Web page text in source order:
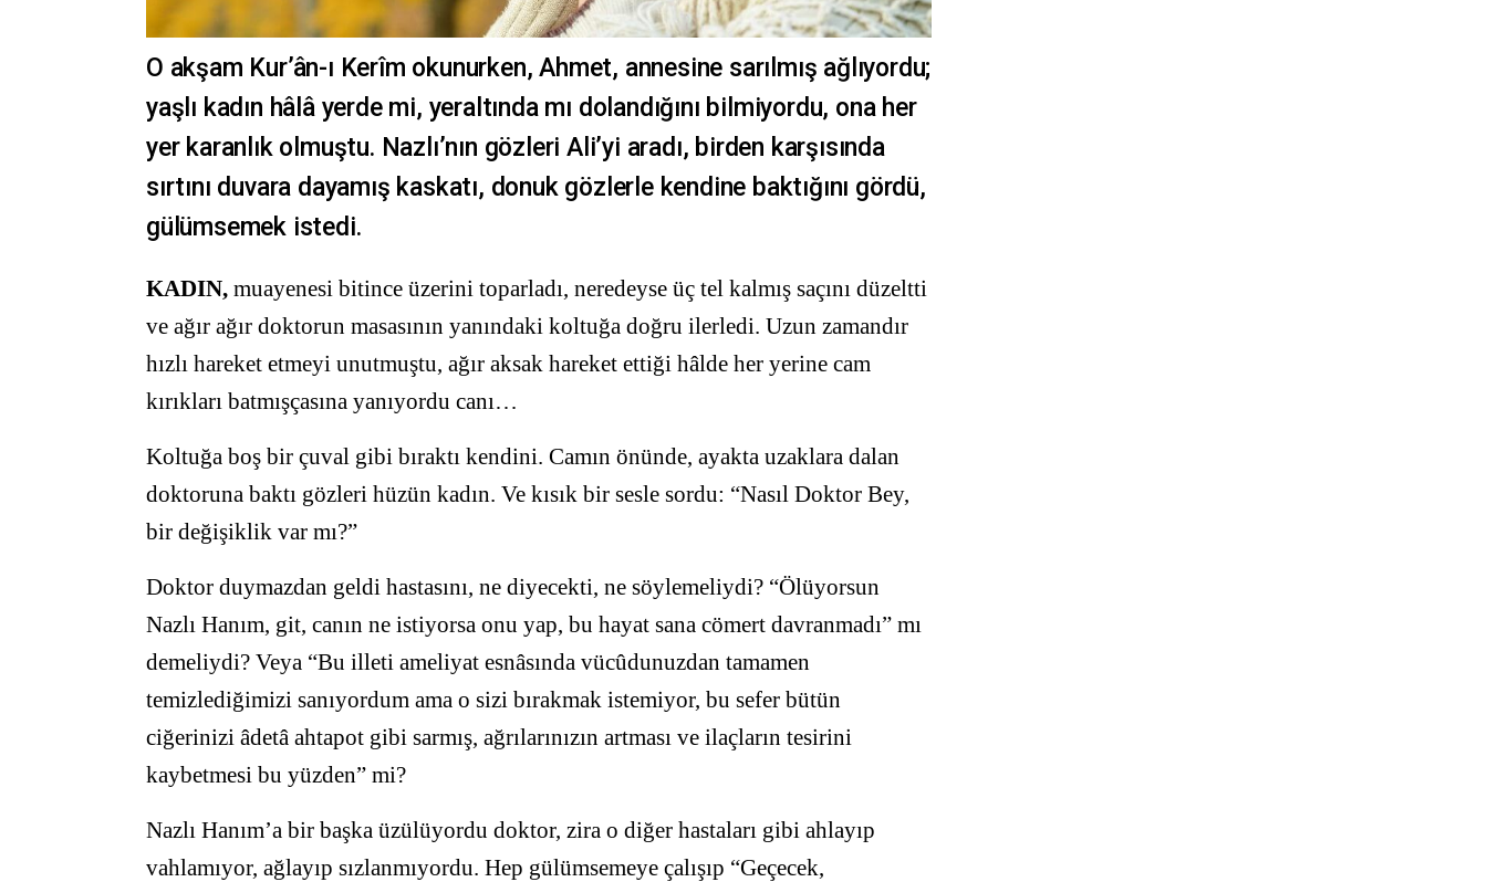
O akşam Kur’ân-ı Kerîm okunurken, Ahmet, annesine sarılmış ağlıyordu;
yaşlı kadın hâlâ yerde mi, yeraltında mı dolandığını bilmiyordu, ona her
yer karanlık olmuştu. Nazlı’nın gözleri Ali’yi aradı, birden karşısında
sırtını duvara dayamış kaskatı, donuk gözlerle kendine baktığını gördü,
gülümsemek istedi.
KADIN, muayenesi bitince üzerini toparladı, neredeyse üç tel kalmış saçını düzeltti
ve ağır ağır doktorun masasının yanındaki koltuğa doğru ilerledi. Uzun zamandır
hızlı hareket etmeyi unutmuştu, ağır aksak hareket ettiği hâlde her yerine cam
kırıkları batmışçasına yanıyordu canı…
Koltuğa boş bir çuval gibi bıraktı kendini. Camın önünde, ayakta uzaklara dalan
doktoruna baktı gözleri hüzün kadın. Ve kısık bir sesle sordu: “Nasıl Doktor Bey,
bir değişiklik var mı?”
Doktor duymazdan geldi hastasını, ne diyecekti, ne söylemeliydi? “Ölüyorsun
Nazlı Hanım, git, canın ne istiyorsa onu yap, bu hayat sana cömert davranmadı” mı
demeliydi? Veya “Bu illeti ameliyat esnâsında vücûdunuzdan tamamen
temizlediğimizi sanıyordum ama o sizi bırakmak istemiyor, bu sefer bütün
ciğerinizi âdetâ ahtapot gibi sarmış, ağrılarınızın artması ve ilaçların tesirini
kaybetmesi bu yüzden” mi?
Nazlı Hanım’a bir başka üzülüyordu doktor, zira o diğer hastaları gibi ahlayıp
vahlamıyor, ağlayıp sızlanmıyordu. Hep gülümsemeye çalışıp “Geçecek,